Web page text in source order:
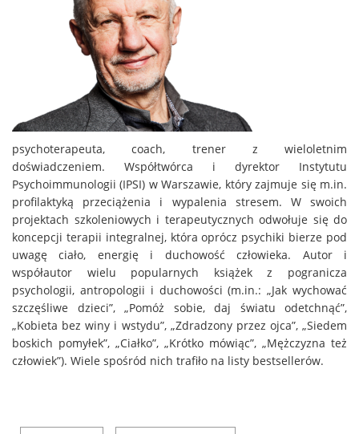
psychoterapeuta, coach, trener z wieloletnim
doświadczeniem. Współtwórca i dyrektor Instytutu
Psychoimmunologii (IPSI) w Warszawie, który zajmuje się m.in.
profilaktyką przeciążenia i wypalenia stresem. W swoich
projektach szkoleniowych i terapeutycznych odwołuje się do
koncepcji terapii integralnej, która oprócz psychiki bierze pod
uwagę ciało, energię i duchowość człowieka. Autor i
współautor wielu popularnych książek z pogranicza
psychologii, antropologii i duchowości (m.in.: „Jak wychować
szczęśliwe dzieci”, „Pomóż sobie, daj światu odetchnąć”,
„Kobieta bez winy i wstydu”, „Zdradzony przez ojca”, „Siedem
boskich pomyłek”, „Ciałko”, „Krótko mówiąc”, „Mężczyzna też
człowiek”). Wiele spośród nich trafiło na listy bestsellerów.